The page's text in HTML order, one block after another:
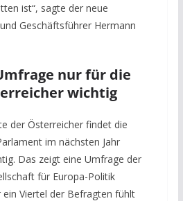
ist“, sagte der neue
Geschäftsführer Hermann
nur für die
wichtig
der Österreicher findet die
im nächsten Jahr
Das zeigt eine Umfrage der
für Europa-Politik
ein Viertel der Befragten fühlt